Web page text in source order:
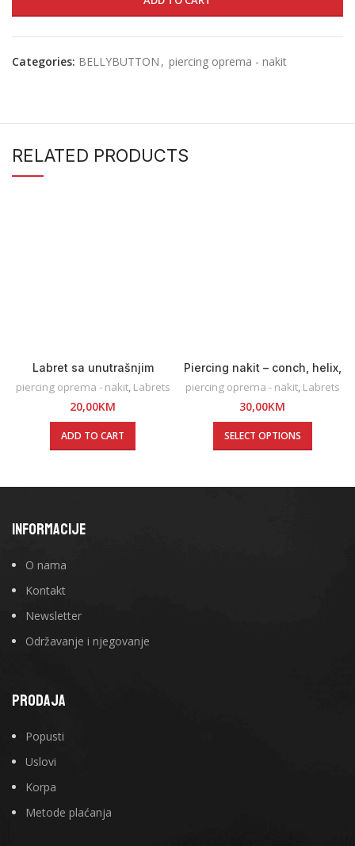
Categories: BELLYBUTTON , piercing oprema - nakit
RELATED PRODUCTS
Labret sa unutrašnjim
piercing oprema - nakit, Labrets
20,00KM
ADD TO CART
Piercing nakit – conch, helix,
piercing oprema - nakit, Labrets
30,00KM
SELECT OPTIONS
INFORMACIJE
O nama
Kontakt
Newsletter
Održavanje i njegovanje
PRODAJA
Popusti
Uslovi
Korpa
Metode plaćanja